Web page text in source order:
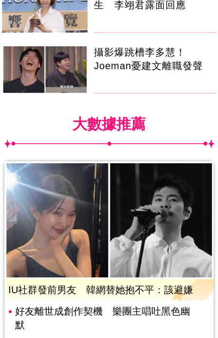
生 李翊君露面回應
攝影爆跳槽李多慧！
Joeman憂建文離職發聲
大數據推薦
IU社群發前男友 韓網替她抱不平：該避嫌
好友離世成創作契機 樂團主唱吐黑色幽
默